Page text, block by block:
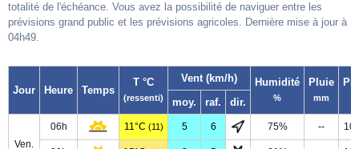
totalité de l'échéance. Vous avez la possibilité de naviguer entre les
prévisions grand public et les prévisions agricoles. Dernière mise à jour à
04h49.
Jour Heure Temps
T °C
(ressenti)
Vent (km/h) Humidité
%
Pluie
mm
moy. raf. dir.
Ven.
06h 11°C (11) 5 6 75% --